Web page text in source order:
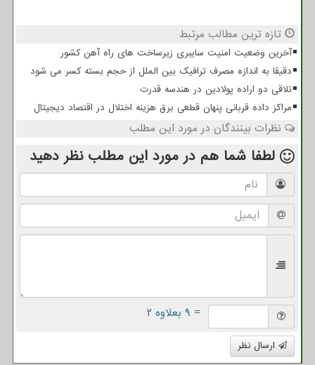
تازه ترین مطالب مرتبط
آخرین وضعیت امنیت سایبری زیرساخت های راه آهن کشور
دقیقا به اندازه مصرف ترافیک بین الملل از حجم بسته کسر می شود
تلاقی دو اراده پولادین در هندسه قدرت
مراکز داده قربانی پنهان قطعی برق هزینه اختلال در اقتصاد دیجیتال
نظرات بینندگان در مورد این مطلب
لطفا شما هم در مورد این مطلب نظر دهید
= ۹ بعلاوه ۲
ارسال نظر